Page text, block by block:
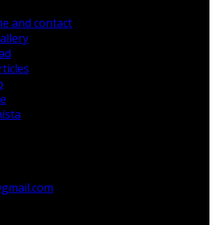
and contact